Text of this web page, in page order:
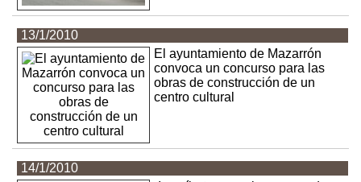
13/1/2010
El ayuntamiento de Mazarrón
convoca un concurso para las
obras de construcción de un
centro cultural
14/1/2010